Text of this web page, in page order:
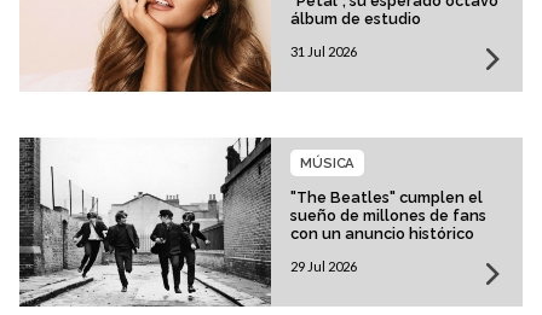
álbum de estudio
31 Jul 2026
"The Beatles" cumplen el
sueño de millones de fans
con un anuncio histórico
MÚSICA
29 Jul 2026